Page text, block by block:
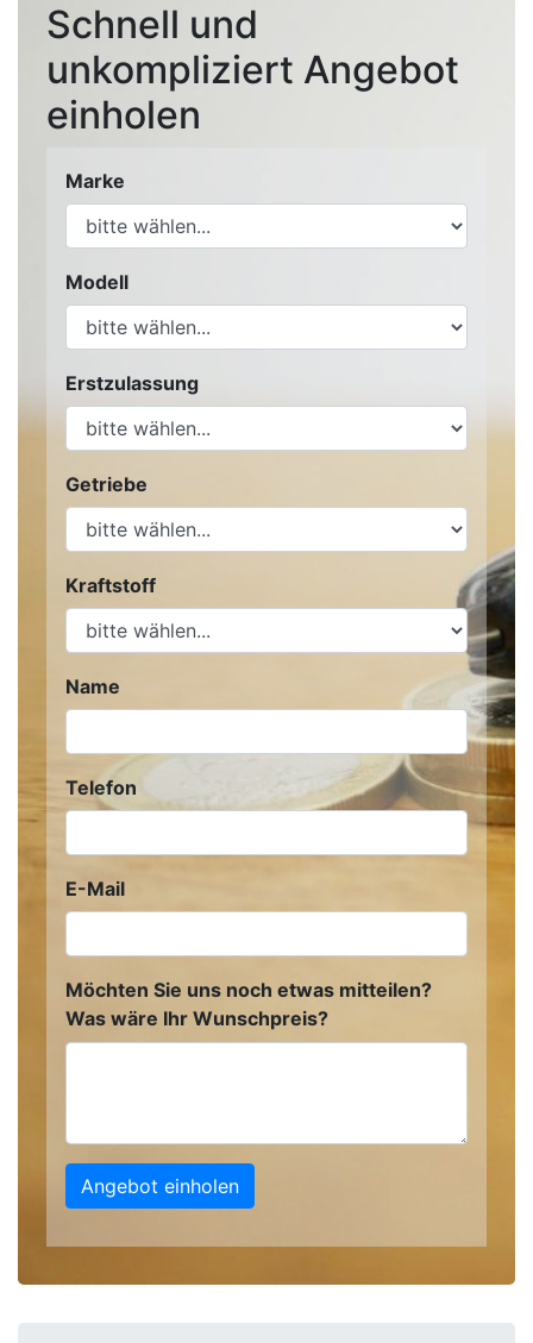
Schnell und
unkompliziert Angebot
einholen
Marke
Modell
Erstzulassung
Getriebe
Kraftstoff
Name
Telefon
E-Mail
Möchten Sie uns noch etwas mitteilen?
Was wäre Ihr Wunschpreis?
Angebot einholen